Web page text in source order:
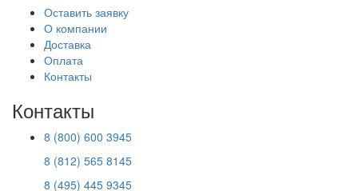
Оставить заявку
О компании
Доставка
Оплата
Контакты
Контакты
8 (800) 600 3945
8 (812) 565 8145
8 (495) 445 9345